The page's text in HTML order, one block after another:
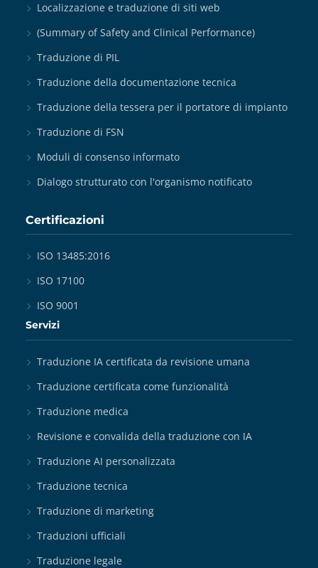
Localizzazione e traduzione di siti web
(Summary of Safety and Clinical Performance)
Traduzione di PIL
Traduzione della documentazione tecnica
Traduzione della tessera per il portatore di impianto
Traduzione di FSN
Moduli di consenso informato
Dialogo strutturato con l'organismo notificato
Certificazioni
ISO 13485:2016
ISO 17100
ISO 9001
Servizi
Traduzione IA certificata da revisione umana
Traduzione certificata come funzionalità
Traduzione medica
Revisione e convalida della traduzione con IA
Traduzione AI personalizzata
Traduzione tecnica
Traduzione di marketing
Traduzioni ufficiali
Traduzione legale